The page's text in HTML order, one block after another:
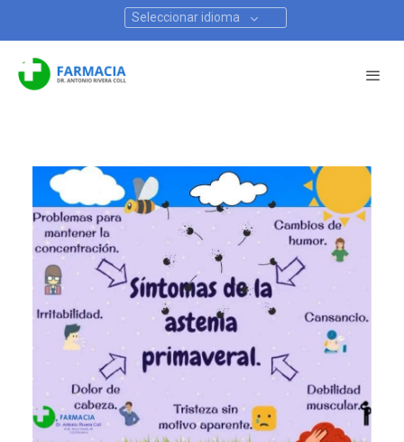
Seleccionar idioma